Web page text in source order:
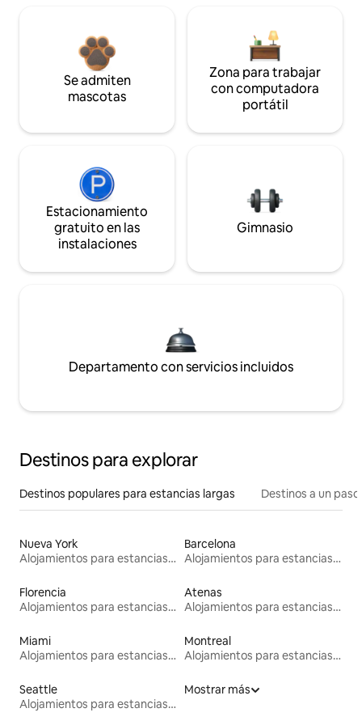
Se admiten
mascotas
Zona para trabajar
con computadora
portátil
Estacionamiento
gratuito en las
instalaciones
Gimnasio
Departamento con servicios incluidos
Destinos para explorar
Destinos populares para estancias largas Destinos a un
Nueva York
Alojamientos para estancias largas
Barcelona
Alojamientos para estancias largas
Florencia
Alojamientos para estancias largas
Atenas
Alojamientos para estancias largas
Miami
Alojamientos para estancias largas
Montreal
Alojamientos para estancias largas
Seattle
Alojamientos para estancias largas
Mostrar más